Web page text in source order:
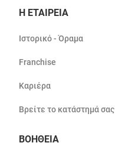
Η ΕΤΑΙΡΕΙΑ
Ιστορικό - Όραμα
Franchise
Καριέρα
Βρείτε το κατάστημά σας
ΒΟΗΘΕΙΑ